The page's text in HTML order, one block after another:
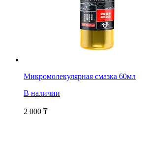
Микромолекулярная смазка 60мл
В наличии
2 000 ₸